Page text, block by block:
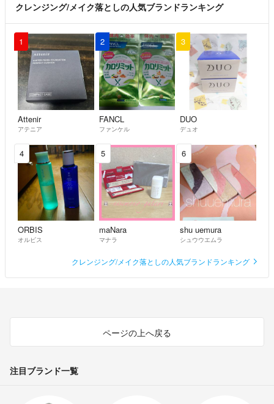
クレンジング/メイク落としの人気ブランドランキング
1
Attenir
アテニア
2
FANCL
ファンケル
3
DUO
デュオ
4
ORBIS
オルビス
5
maNara
マナラ
6
shu uemura
シュウウエムラ
クレンジング/メイク落としの人気ブランドランキング
ページの上へ戻る
注目ブランド一覧